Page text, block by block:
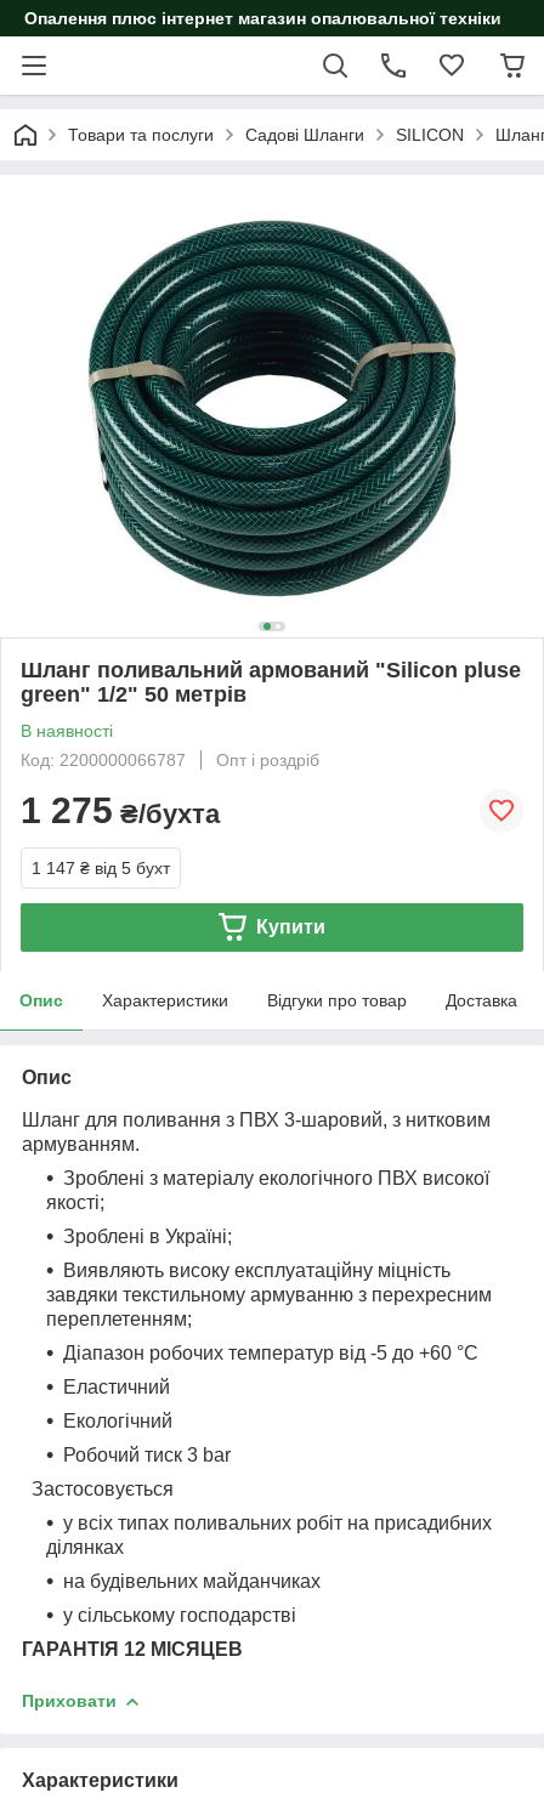
Опалення плюс інтернет магазин опалювальної техніки
Товари та послуги Садові Шланги SILICON
Шланг поливальний армований "Silicon pluse
green" 1/2" 50 метрів
В наявності
Код: 2200000066787
Опт і роздріб
1 275 ₴/бухта
1 147 ₴ від 5 бухт
Купити
Опис Характеристики Відгуки про товар Доставка
Опис
Шланг для поливання з ПВХ 3-шаровий, з нитковим
армуванням.
Зроблені з матеріалу екологічного ПВХ високої
якості;
Зроблені в Україні;
Виявляють високу експлуатаційну міцність
завдяки текстильному армуванню з перехресним
переплетенням;
Діапазон робочих температур від -5 до +60 °C
Еластичний
Екологічний
Робочий тиск 3 bar
Застосовується
у всіх типах поливальних робіт на присадибних
ділянках
на будівельних майданчиках
у сільському господарстві
ГАРАНТІЯ 12 МІСЯЦЕВ
Приховати
Характеристики